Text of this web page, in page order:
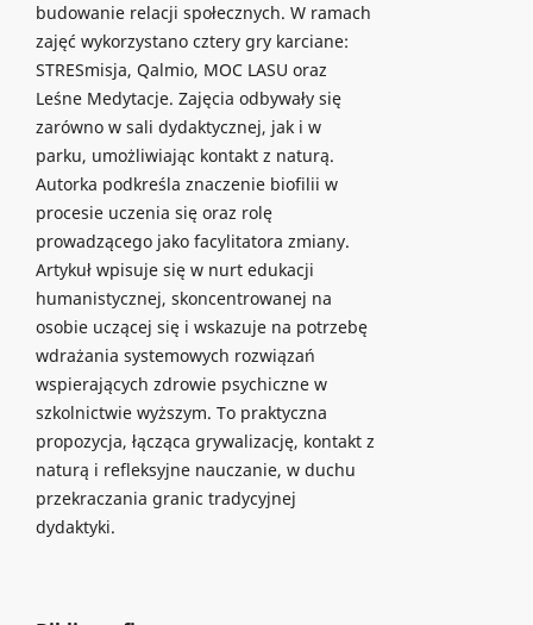
budowanie relacji społecznych. W ramach
zajęć wykorzystano cztery gry karciane:
STRESmisja, Qalmio, MOC LASU oraz
Leśne Medytacje. Zajęcia odbywały się
zarówno w sali dydaktycznej, jak i w
parku, umożliwiając kontakt z naturą.
Autorka podkreśla znaczenie biofilii w
procesie uczenia się oraz rolę
prowadzącego jako facylitatora zmiany.
Artykuł wpisuje się w nurt edukacji
humanistycznej, skoncentrowanej na
osobie uczącej się i wskazuje na potrzebę
wdrażania systemowych rozwiązań
wspierających zdrowie psychiczne w
szkolnictwie wyższym. To praktyczna
propozycja, łącząca grywalizację, kontakt z
naturą i refleksyjne nauczanie, w duchu
przekraczania granic tradycyjnej
dydaktyki.